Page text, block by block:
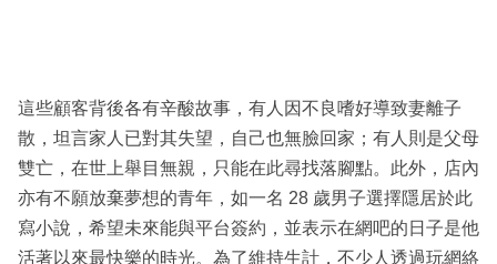
這些顧客背後各有辛酸故事，有人因不良嗜好導致妻離子
散，坦言家人已對其失望，自己也無臉回家；有人則是父母
雙亡，在世上舉目無親，只能在此尋找落腳點。此外，店內
亦有不願放棄夢想的青年，如一名 28 歲男子選擇隱居於此
寫小說，希望未來能與平台簽約，並表示在網吧的日子是他
活著以來最快樂的時光。為了維持生計，不少人透過玩網絡